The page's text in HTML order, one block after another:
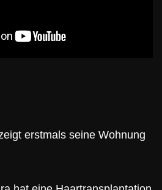
erstmals seine Wohnung